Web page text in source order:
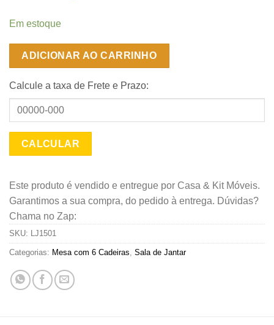
Em estoque
ADICIONAR AO CARRINHO
Calcule a taxa de Frete e Prazo:
Este produto é vendido e entregue por Casa & Kit Móveis.
Garantimos a sua compra, do pedido à entrega. Dúvidas?
Chama no Zap:
SKU: LJ1501
Categorias: Mesa com 6 Cadeiras, Sala de Jantar